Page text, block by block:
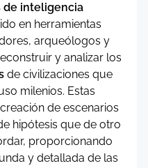
de inteligencia
en herramientas
arqueólogos y
y analizar los
de civilizaciones que
milenios. Estas
de escenarios
hipótesis que de otro
proporcionando
y detallada de las